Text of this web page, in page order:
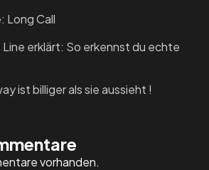
Long Call
erklärt: So erkennst du echte
ist billiger als sie aussieht !
vorhanden.